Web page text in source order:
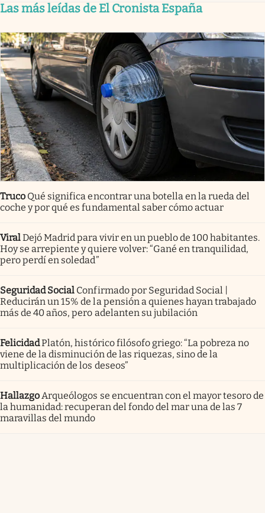
Las más leídas de El Cronista España
Truco Qué significa encontrar una botella en la rueda del
coche y por qué es fundamental saber cómo actuar
ViralDejó Madrid para vivir en un pueblo de 100 habitantes.
Hoy se arrepiente y quiere volver: “Gané en tranquilidad,
pero perdí en soledad”
Seguridad Social Confirmado por Seguridad Social |
Reducirán un 15% de la pensión a quienes hayan trabajado
más de 40 años, pero adelanten su jubilación
FelicidadPlatón, histórico filósofo griego: “La pobreza no
viene de la disminución de las riquezas, sino de la
multiplicación de los deseos”
Hallazgo Arqueólogos se encuentran con el mayor tesoro de
la humanidad: recuperan del fondo del mar una de las 7
maravillas del mundo